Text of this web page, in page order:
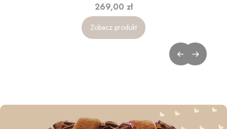
Cena
269,00 zł
Zobacz produkt